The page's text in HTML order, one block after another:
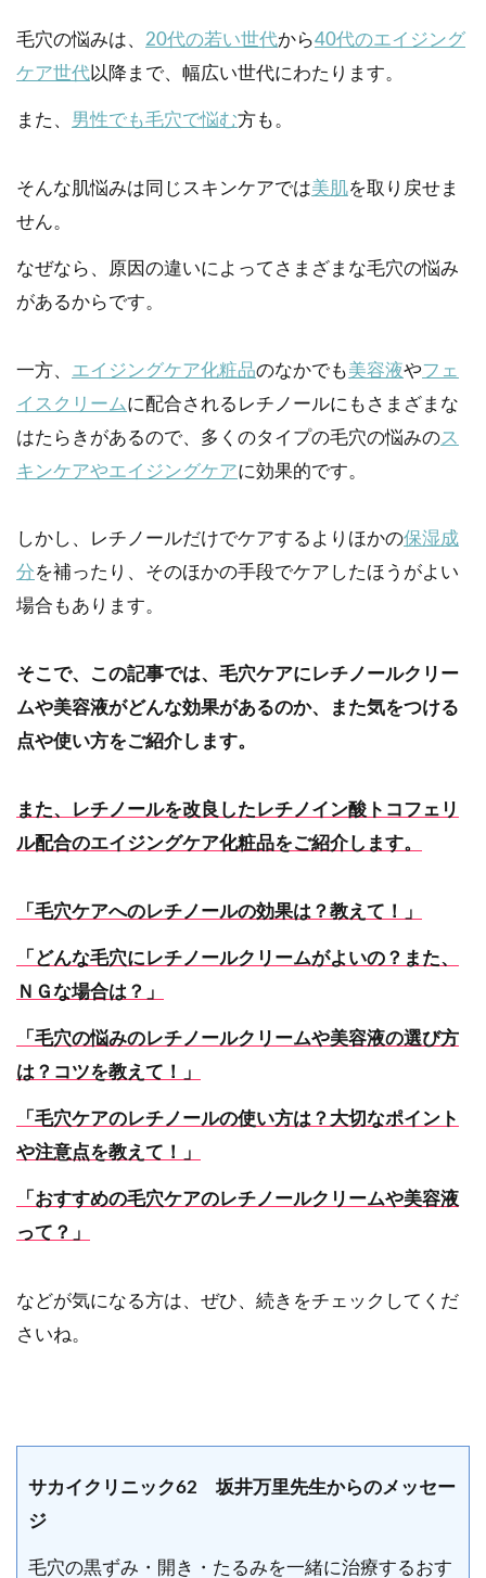
毛穴の悩みは、 20代の若い世代から40代のエイジング
ケア世代以降まで、幅広い世代にわたります。
また、 男性でも毛穴で悩む方も。
そんな肌悩みは同じスキンケアでは美肌を取り戻せま
せん。
なぜなら、原因の違いによってさまざまな毛穴の悩み
があるからです。
一方、 エイジングケア化粧品のなかでも美容液やフェ
イスクリームに配合されるレチノールにもさまざまな
はたらきがあるので、多くのタイプの毛穴の悩みのス
キンケアやエイジングケアに効果的です。
しかし、レチノールだけでケアするよりほかの保湿成
分を補ったり、そのほかの手段でケアしたほうがよい
場合もあります。
そこで、この記事では、毛穴ケアにレチノールクリー
ムや美容液がどんな効果があるのか、また気をつける
点や使い方をご紹介します。
また、レチノールを改良したレチノイン酸トコフェリ
ル配合のエイジングケア化粧品をご紹介します。
「毛穴ケアへのレチノールの効果は？教えて！」
「どんな毛穴にレチノールクリームがよいの？また、
ＮＧな場合は？」
「毛穴の悩みのレチノールクリームや美容液の選び方
は？コツを教えて！」
「毛穴ケアのレチノールの使い方は？大切なポイント
や注意点を教えて！」
「おすすめの毛穴ケアのレチノールクリームや美容液
って？」
などが気になる方は、ぜひ、続きをチェックしてくだ
さいね。
サカイクリニック62 坂井万里先生からのメッセー
ジ
毛穴の黒ずみ・開き・たるみを一緒に治療するおす